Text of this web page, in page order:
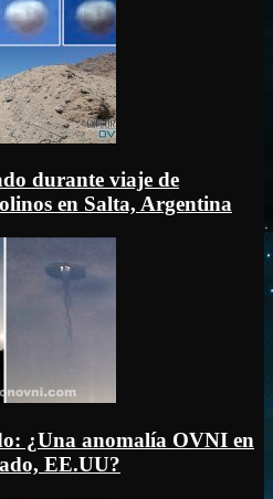
durante viaje de
en Salta, Argentina
¿Una anomalía OVNI en
EE.UU?